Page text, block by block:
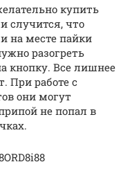
купить
случится, что
на месте пайки
разогреть
кнопку. Все лишнее
При работе с
они могут
не попал в